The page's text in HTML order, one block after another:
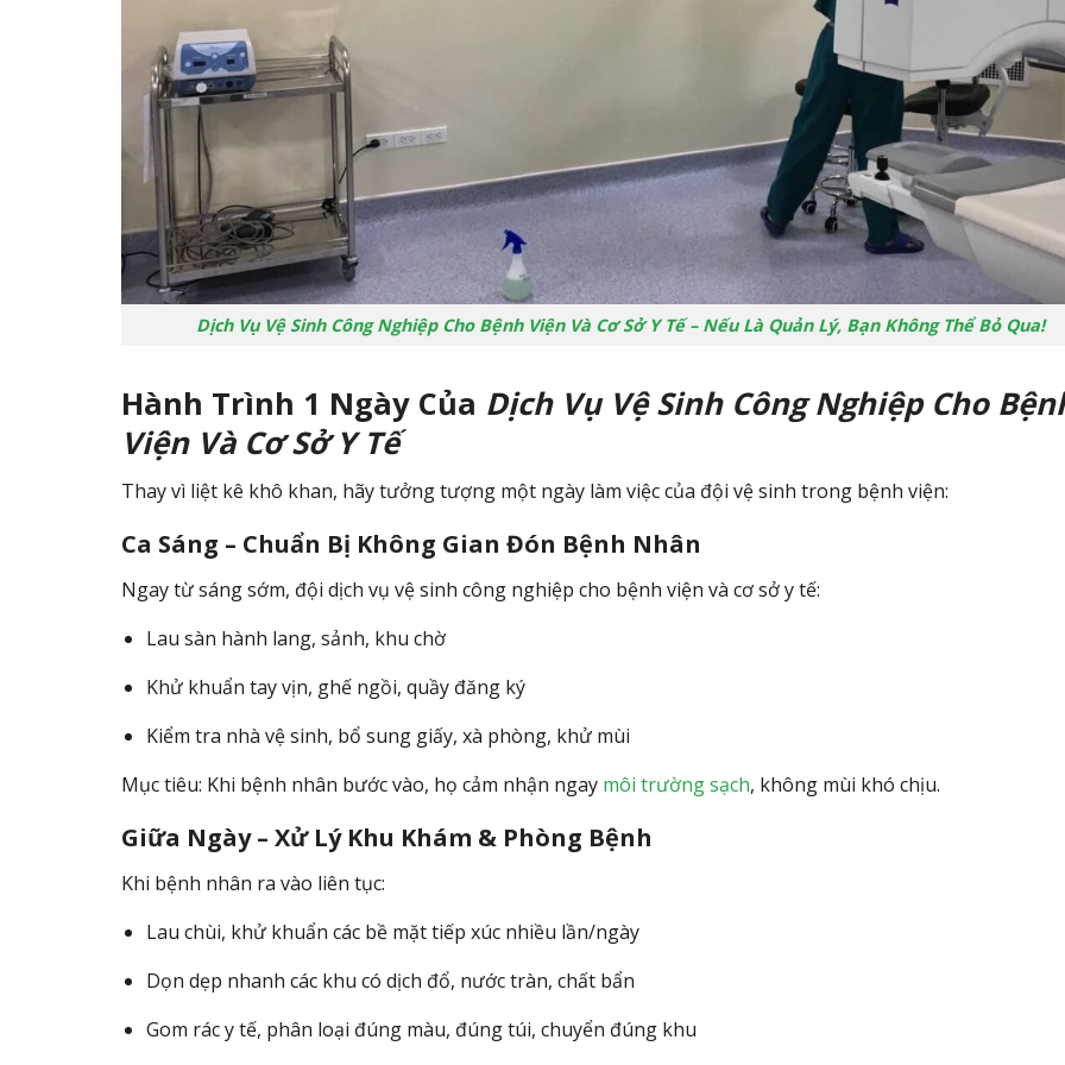
Dịch Vụ Vệ Sinh Công Nghiệp Cho Bệnh Viện Và Cơ Sở Y Tế – Nếu Là Quản Lý, Bạn Không Thể Bỏ Qua!
Hành Trình 1 Ngày Của Dịch Vụ Vệ Sinh Công Nghiệp Cho
Viện Và Cơ Sở Y Tế
Thay vì liệt kê khô khan, hãy tưởng tượng một ngày làm việc của đội vệ sinh trong bệnh viện:
Ca Sáng – Chuẩn Bị Không Gian Đón Bệnh Nhân
Ngay từ sáng sớm, đội dịch vụ vệ sinh công nghiệp cho bệnh viện và cơ sở y tế:
Lau sàn hành lang, sảnh, khu chờ
Khử khuẩn tay vịn, ghế ngồi, quầy đăng ký
Kiểm tra nhà vệ sinh, bổ sung giấy, xà phòng, khử mùi
Mục tiêu: Khi bệnh nhân bước vào, họ cảm nhận ngay môi trường sạch, không mùi khó chịu.
Giữa Ngày – Xử Lý Khu Khám & Phòng Bệnh
Khi bệnh nhân ra vào liên tục:
Lau chùi, khử khuẩn các bề mặt tiếp xúc nhiều lần/ngày
Dọn dẹp nhanh các khu có dịch đổ, nước tràn, chất bẩn
Gom rác y tế, phân loại đúng màu, đúng túi, chuyển đúng khu